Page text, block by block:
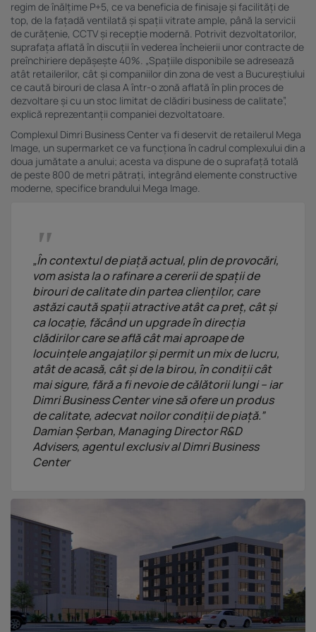
regim de înălțime P+5, ce va beneficia de finisaje și facilități de
top, de la fațadă ventilată și spații vitrate ample, până la servicii
de curățenie, CCTV și recepție modernă. Potrivit dezvoltatorilor,
suprafața aflată în discuții în vederea încheierii unor contracte de
preînchiriere depășește 40%. „Spațiile disponibile se adresează
atât retailerilor, cât și companiilor din zona de vest a Bucureștiului
ce caută birouri de clasa A într-o zonă aflată în plin proces de
dezvoltare și cu un stoc limitat de clădiri business de calitate”,
explică reprezentanții companiei dezvoltatoare.
Complexul Dimri Business Center va fi deservit de retailerul Mega
Image, un supermarket ce va funcționa în cadrul complexului din a
doua jumătate a anului; acesta va dispune de o suprafață totală
de peste 800 de metri pătrați, integrând elemente constructive
moderne, specifice brandului Mega Image.
„În contextul de piață actual, plin de provocări,
vom asista la o rafinare a cererii de spații de
birouri de calitate din partea clienților, care
astăzi caută spații atractive atât ca preț, cât și
ca locație, făcând un upgrade în direcția
clădirilor care se află cât mai aproape de
locuințele angajaților și permit un mix de lucru,
atât de acasă, cât și de la birou, în condiții cât
mai sigure, fără a fi nevoie de călătorii lungi – iar
Dimri Business Center vine să ofere un produs
de calitate, adecvat noilor condiții de piață.”
Damian Șerban, Managing Director R&D
Advisers, agentul exclusiv al Dimri Business
Center